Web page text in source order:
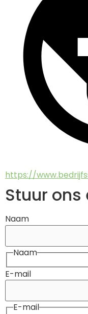
https://
Stuur
Naam
Naam
E-mail
E-mail